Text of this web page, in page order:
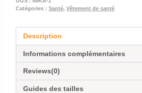
Catégories : Santé, Vêtement de santé
Description
Informations complémentaires
Reviews(0)
Guides des tailles